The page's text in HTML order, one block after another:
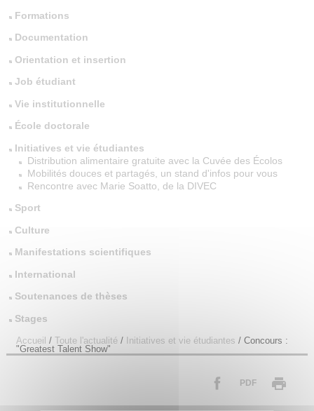
Formations
Documentation
Orientation et insertion
Job étudiant
Vie institutionnelle
École doctorale
Initiatives et vie étudiantes
Distribution alimentaire gratuite avec la Cuvée des Écolos
Mobilités douces et partagés, un stand d'infos pour vous
Rencontre avec Marie Soatto, de la DIVEC
Sport
Culture
Manifestations scientifiques
International
Soutenances de thèses
Stages
Accueil / Toute l'actualité/ Initiatives et vie étudiantes / Concours :
"Greatest Talent Show"
PDF